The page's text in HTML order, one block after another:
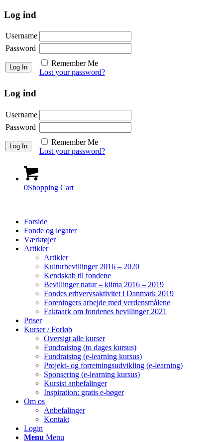
Log ind
Username
Password
Remember Me
Lost your password?
Log ind
Username
Password
Remember Me
Lost your password?
0Shopping Cart
Forside
Fonde og legater
Værktøjer
Artikler
Artikler
Kulturbevillinger 2016 – 2020
Kendskab til fondene
Bevillinger natur – klima 2016 – 2019
Fondes erhvervsaktivitet i Danmark 2019
Foreningers arbejde med verdensmålene
Faktaark om fondenes bevillinger 2021
Priser
Kurser / Forløb
Oversigt alle kurser
Fundraising (to dages kursus)
Fundraising (e-learning kursus)
Projekt- og forretningsudvikling (e-learning)
Sponsering (e-learning kursus)
Kursist anbefalinger
Inspiration: gratis e-bøger
Om os
Anbefalinger
Kontakt
Login
Menu Menu